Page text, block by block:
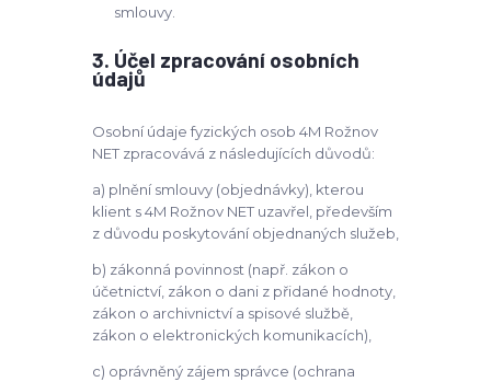
smlouvy.
3. Účel zpracování osobních
údajů
Osobní údaje fyzických osob 4M Rožnov
NET zpracovává z následujících důvodů:
a) plnění smlouvy (objednávky), kterou
klient s 4M Rožnov NET uzavřel, především
z důvodu poskytování objednaných služeb,
b) zákonná povinnost (např. zákon o
účetnictví, zákon o dani z přidané hodnoty,
zákon o archivnictví a spisové službě,
zákon o elektronických komunikacích),
c) oprávněný zájem správce (ochrana